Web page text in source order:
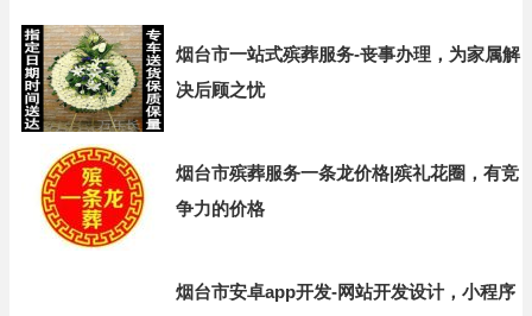
烟台市一站式殡葬服务-丧事办理，为家属解
决后顾之忧
烟台市殡葬服务一条龙价格|殡礼花圈，有竞
争力的价格
烟台市安卓app开发-网站开发设计，小程序